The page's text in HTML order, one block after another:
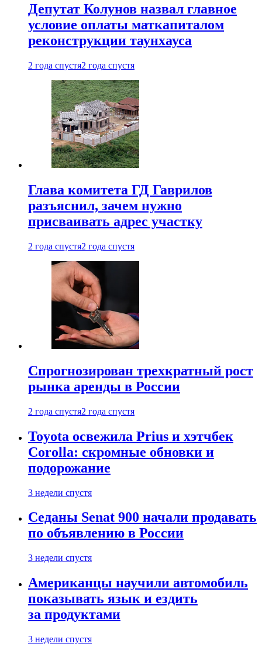
Депутат Колунов назвал главное
условие оплаты маткапиталом
реконструкции таунхауса
2 года спустя2 года спустя
Глава комитета ГД Гаврилов
разъяснил, зачем нужно
присваивать адрес участку
2 года спустя2 года спустя
Спрогнозирован трехкратный рост
рынка аренды в России
2 года спустя2 года спустя
Toyota освежила Prius и хэтчбек
Corolla: скромные обновки и
подорожание
3 недели спустя
Седаны Senat 900 начали продавать
по объявлению в России
3 недели спустя
Американцы научили автомобиль
показывать язык и ездить
за продуктами
3 недели спустя